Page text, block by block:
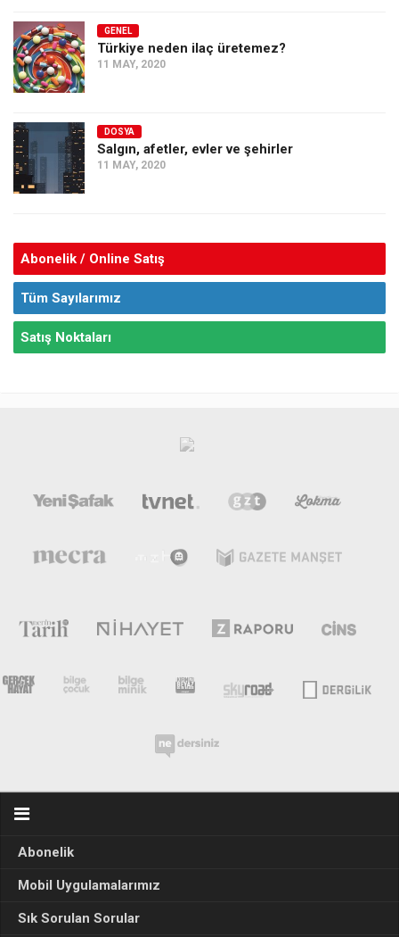
GENEL
Türkiye neden ilaç üretemez?
11 MAY, 2020
DOSYA
Salgın, afetler, evler ve şehirler
11 MAY, 2020
Abonelik / Online Satış
Tüm Sayılarımız
Satış Noktaları
Abonelik
Mobil Uygulamalarımız
Sık Sorulan Sorular